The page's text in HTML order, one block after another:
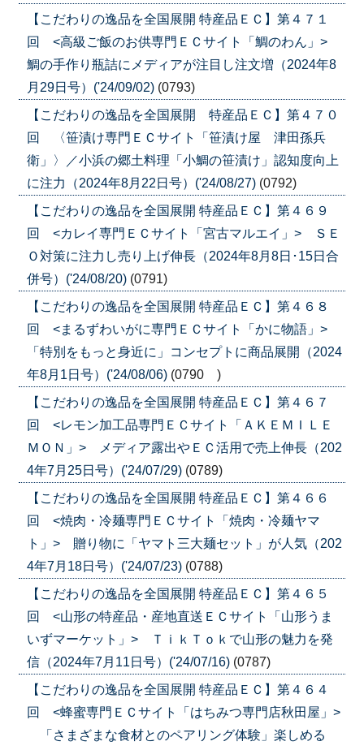
【こだわりの逸品を全国展開 特産品ＥＣ】第４７１
回 <高級ご飯のお供専門ＥＣサイト「鯛のわん」>
鯛の手作り瓶詰にメディアが注目し注文増（2024年8
月29日号）('24/09/02) (0793)
【こだわりの逸品を全国展開 特産品ＥＣ】第４７０
回 〈笹漬け専門ＥＣサイト「笹漬け屋 津田孫兵
衛」〉／小浜の郷土料理「小鯛の笹漬け」認知度向上
に注力（2024年8月22日号）('24/08/27) (0792)
【こだわりの逸品を全国展開 特産品ＥＣ】第４６９
回 <カレイ専門ＥＣサイト「宮古マルエイ」> ＳＥ
Ｏ対策に注力し売り上げ伸長（2024年8月8日･15日合
併号）('24/08/20) (0791)
【こだわりの逸品を全国展開 特産品ＥＣ】第４６８
回 <まるずわいがに専門ＥＣサイト「かに物語」>
「特別をもっと身近に」コンセプトに商品展開（2024
年8月1日号）('24/08/06) (0790 )
【こだわりの逸品を全国展開 特産品ＥＣ】第４６７
回 <レモン加工品専門ＥＣサイト「ＡＫＥＭＩＬＥ
ＭＯＮ」> メディア露出やＥＣ活用で売上伸長（202
4年7月25日号）('24/07/29) (0789)
【こだわりの逸品を全国展開 特産品ＥＣ】第４６６
回 <焼肉・冷麺専門ＥＣサイト「焼肉・冷麺ヤマ
ト」> 贈り物に「ヤマト三大麺セット」が人気（202
4年7月18日号）('24/07/23) (0788)
【こだわりの逸品を全国展開 特産品ＥＣ】第４６５
回 <山形の特産品・産地直送ＥＣサイト「山形うま
いずマーケット」> ＴｉｋＴｏｋで山形の魅力を発
信（2024年7月11日号）('24/07/16) (0787)
【こだわりの逸品を全国展開 特産品ＥＣ】第４６４
回 <蜂蜜専門ＥＣサイト「はちみつ専門店秋田屋」>
「さまざまな食材とのペアリング体験」楽しめる